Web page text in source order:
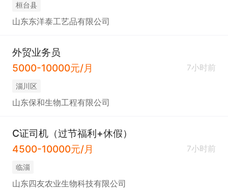
桓台县
山东东洋泰工艺品有限公司
外贸业务员
5000-10000元/月
7小时前
淄川区
山东保和生物工程有限公司
C证司机（过节福利+休假）
4500-10000元/月
7小时前
临淄
山东四友农业生物科技有限公司